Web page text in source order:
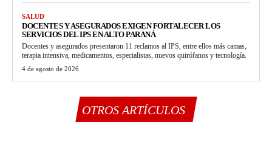
SALUD
DOCENTES Y ASEGURADOS EXIGEN FORTALECER LOS
SERVICIOS DEL IPS EN ALTO PARANÁ
Docentes y asegurados presentaron 11 reclamos al IPS, entre ellos más camas,
terapia intensiva, medicamentos, especialistas, nuevos quirófanos y tecnología.
4 de agosto de 2026
OTROS ARTÍCULOS